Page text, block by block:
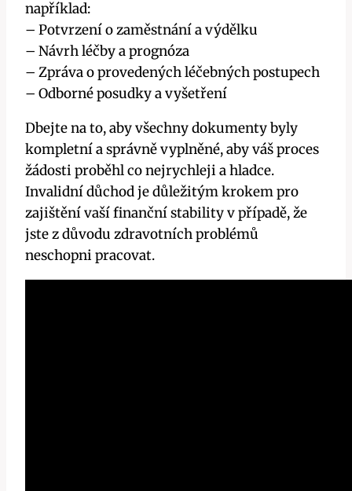
například:
– Potvrzení o zaměstnání a výdělku
– Návrh léčby a prognóza
– Zpráva o provedených léčebných postupech
– Odborné posudky a vyšetření
Dbejte na to, aby všechny dokumenty byly
kompletní a správně vyplněné, aby váš proces
žádosti proběhl co nejrychleji a hladce.
Invalidní důchod je důležitým krokem pro
zajištění vaší finanční stability v případě, že
jste z důvodu zdravotních problémů
neschopni pracovat.